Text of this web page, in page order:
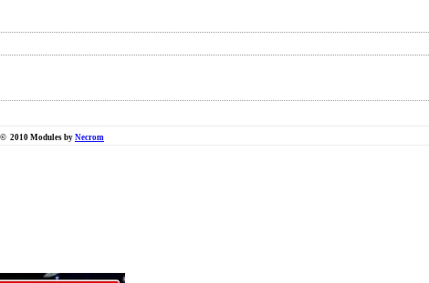
© 2010 Modules by Necrom